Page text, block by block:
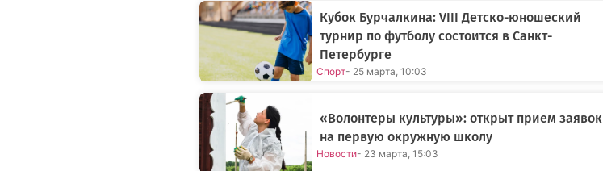
Кубок Бурчалкина: VIII Детско-юношеский
турнир по футболу состоится в Санкт-
Петербурге
Спорт- 25 марта, 10:03
«Волонтеры культуры»: открыт прием заявок
на первую окружную школу
Новости- 23 марта, 15:03